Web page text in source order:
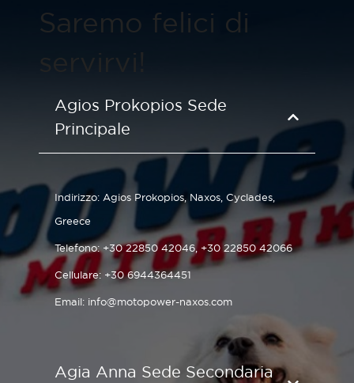
Saremo felici di
servirvi!
Agios Prokopios Sede
Principale
Indirizzo: Agios Prokopios, Naxos, Cyclades,
Greece
Telefono: +30 22850 42046, +30 22850 42066
Cellulare: +30 6944364451
Email: info@motopower-naxos.com
Agia Anna Sede Secondaria